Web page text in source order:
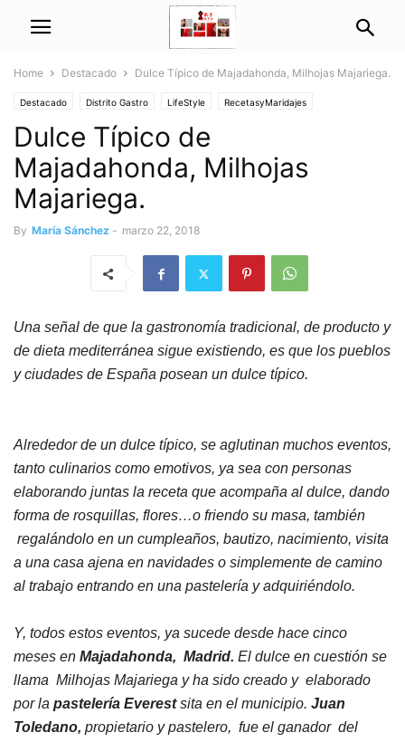
Home Destacado Dulce Típico de Majadahonda, Milhojas Majariega.
Destacado Distrito Gastro LifeStyle RecetasyMaridajes
Dulce Típico de
Majadahonda, Milhojas
Majariega.
By María Sánchez - marzo 22, 2018
Una señal de que la gastronomía tradicional, de producto y
de dieta mediterránea sigue existiendo, es que los pueblos
y ciudades de España posean un dulce típico.
Alrededor de un dulce típico, se aglutinan muchos eventos,
tanto culinarios como emotivos, ya sea con personas
elaborando juntas la receta que acompaña al dulce, dando
forma de rosquillas, flores…o friendo su masa, también
regalándolo en un cumpleaños, bautizo, nacimiento, visita
a una casa ajena en navidades o simplemente de camino
al trabajo entrando en una pastelería y adquiriéndolo.
Y, todos estos eventos, ya sucede desde hace cinco
meses en Majadahonda, Madrid. El dulce en cuestión se
llama Milhojas Majariega y ha sido creado y elaborado
por la pastelería Everestsita en el municipio. Juan
Toledano, propietario y pastelero, fue el ganador del